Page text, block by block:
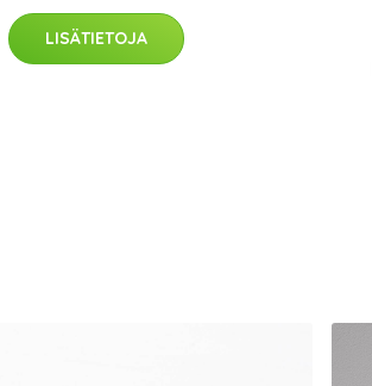
LISÄTIETOJA